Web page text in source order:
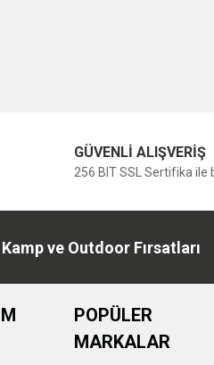
GÜVENLİ ALIŞVERİŞ
256 BIT SSL Sertifika ile
Kamp ve Outdoor Fırsatları
POPÜLER
MARKALAR